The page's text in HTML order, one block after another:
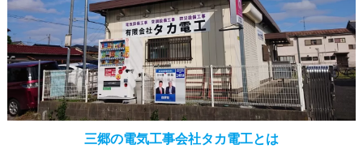
三郷の電気工事会社タカ電工とは